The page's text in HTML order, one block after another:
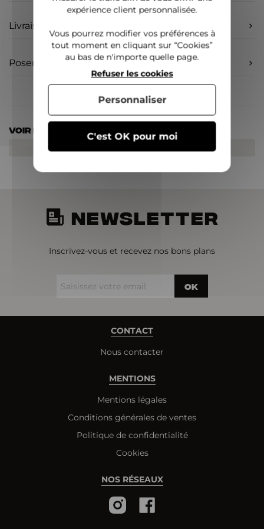
Livraison
Poser une question
Voir nos autres pages :
Accessoires
Destockage
NEWSLETTER
Inscrivez-vous et recevez nos bons plans
OK
CONTACT
Nous contacter
MENTIONS
Mentions légales
Conditions générales de ventes
Politique de confidentialité
Cookies
NOS RÉSEAUX
expérience client personnalisée.
Vous pourrez modifier vos préférences à
tout moment en cliquant sur “Cookies”
au bas de n'importe quelle page.
C'est OK pour moi
Refuser les cookies
Personnaliser